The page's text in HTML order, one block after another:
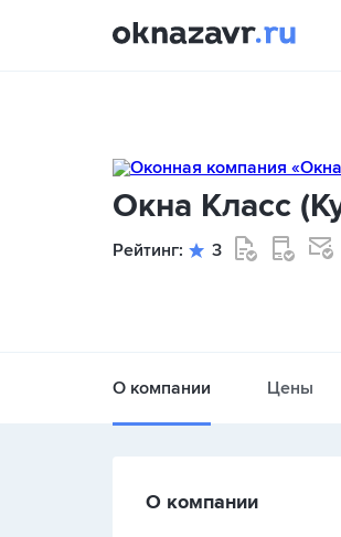
Окна Класс
Рейтинг: 3
О компании Цены
О компании